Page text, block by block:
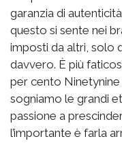
garanzia di
questo si sente nei
imposti da altri, solo
davvero. È più
per cento Ninetynine
sogniamo le grandi
passione a
l’importante è farla